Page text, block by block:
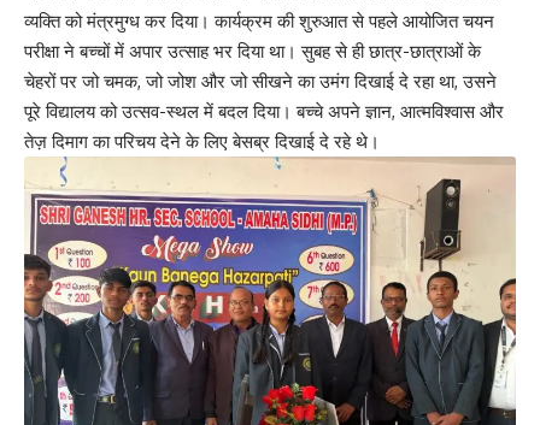
व्यक्ति को मंत्रमुग्ध कर दिया। कार्यक्रम की शुरुआत से पहले आयोजित चयन
परीक्षा ने बच्चों में अपार उत्साह भर दिया था। सुबह से ही छात्र-छात्राओं के
चेहरों पर जो चमक, जो जोश और जो सीखने का उमंग दिखाई दे रहा था, उसने
पूरे विद्यालय को उत्सव-स्थल में बदल दिया। बच्चे अपने ज्ञान, आत्मविश्वास और
तेज़ दिमाग का परिचय देने के लिए बेसब्र दिखाई दे रहे थे।